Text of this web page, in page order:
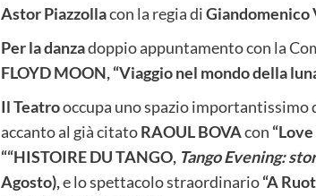
Astor Piazzollacon la regia diGiandomenico
Per la danzadoppio appuntamento con la
FLOYD MOON, “Viaggio nel mondo della
Il Teatrooccupa uno spazio
accanto al già citatoRAOUL BOVAcon
““HISTOIRE DU TANGO, Tango Evening:
Agosto),e lo spettacolo straordinario“A